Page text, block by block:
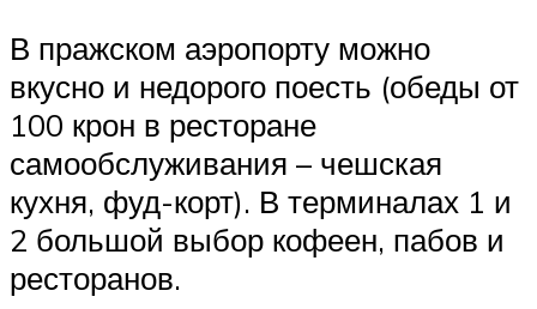
В пражском аэропорту можно
вкусно и недорого поесть (обеды от
100 крон в ресторане
самообслуживания – чешская
кухня, фуд-корт). В терминалах 1 и
2 большой выбор кофеен, пабов и
ресторанов.